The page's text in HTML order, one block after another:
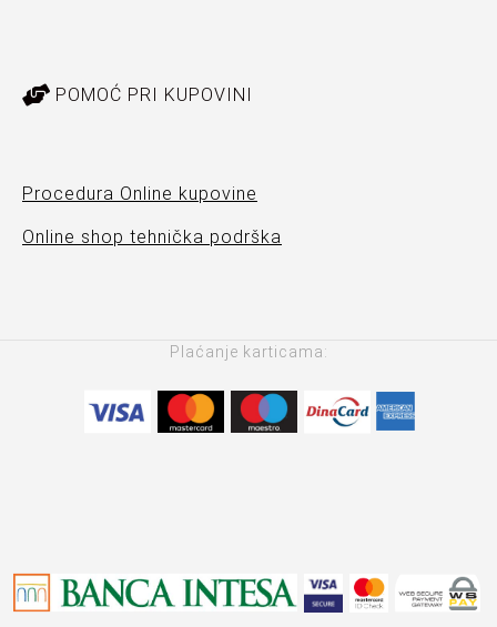
POMOĆ PRI KUPOVINI
Procedura Online kupovine
Online shop tehnička podrška
Plaćanje karticama: